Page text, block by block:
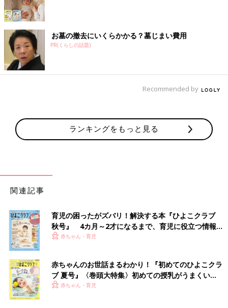
「不器用で裁縫などは全然得意じゃないけど、なぜか1cmの鶴だ
けは折れます。夫に見せたら『すごいね』って言ってプチっと潰
されました」
「右ヒザをずっとポキポキ鳴らせます。何の得にもならず。そし
て羨ましがられることもない（泣）」
どれも「うらやましい！」といえるほどではないですが…自慢で
なぜ…？わずか14cmのすき間に2歳児が
聞きました。
末まで）の投稿からの抜粋です。
※この記事は「たまひよONLINE」で過去に公開されたもので
す。
※記事の内容は記事執筆当時の情報であり、現在と異なる場合が
あります。
お墓の撤去にいくらかかる？墓じまい費用
PR(くらしの話題)
Recommended by
ランキングをもっと見る
関連記事
育児の困ったがズバリ！解決する本『ひよこクラブ
秋号』 4カ月～2才になるまで、育児に役立つ情報が
いっぱい！
赤ちゃん・育児
赤ちゃんのお世話まるわかり！『初めてのひよこクラ
ブ 夏号』〈巻頭大特集〉初めての授乳がうまくい
く！ おっぱい・ミルクの基本と夏のトラブル 解決テ
赤ちゃん・育児